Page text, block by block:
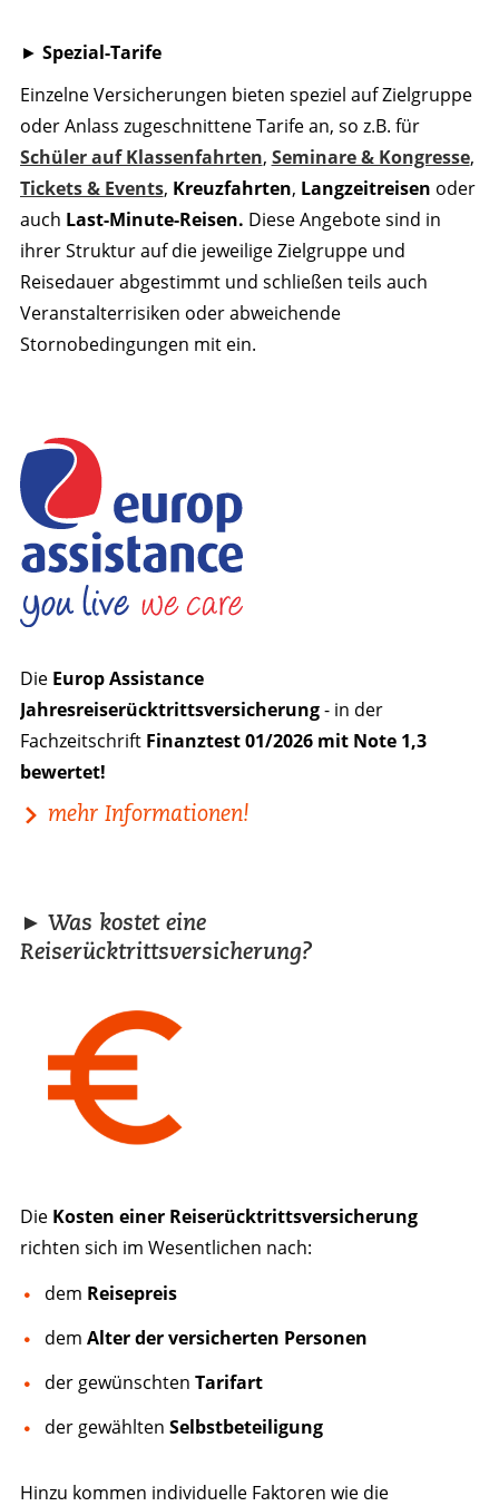
► Spezial-Tarife
Einzelne Versicherungen bieten speziel auf Zielgruppe
oder Anlass zugeschnittene Tarife an, so z.B. für
Schüler auf Klassenfahrten, Seminare & Kongresse,
Tickets & Events, Kreuzfahrten, Langzeitreisen oder
auch Last-Minute-Reisen. Diese Angebote sind in
ihrer Struktur auf die jeweilige Zielgruppe und
Reisedauer abgestimmt und schließen teils auch
Veranstalterrisiken oder abweichende
Stornobedingungen mit ein.
Die Europ Assistance
Jahresreiserücktrittsversicherung- in der
FachzeitschriftFinanztest 01/2026 mit Note 1,3
bewertet!
mehr Informationen!
► Was kostet eine
Reiserücktrittsversicherung?
Die Kosten einer Reiserücktrittsversicherung
richten sich im Wesentlichen nach:
dem Reisepreis
dem Alter der versicherten Personen
der gewünschten Tarifart
der gewählten Selbstbeteiligung
Hinzu kommen individuelle Faktoren wie die